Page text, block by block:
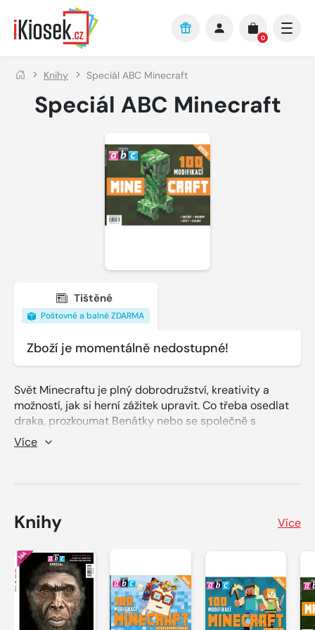
Přejít na hlavní obsah
0
Knihy Speciál ABC Minecraft
Speciál ABC Minecraft
Tištěné
Poštovné a balné ZDARMA
Zboží je momentálně nedostupné!
Svět Minecraftu je plný dobrodružství, kreativity a
možností, jak si herní zážitek upravit. Co třeba osedlat
draka, prozkoumat Benátky nebo se společně s
kamarády vydat na výpravu za prehistorickými ještěry?
Ve speciálu ABC najdete rovnou stovku doplňků, které
potrhlé, jako byl Minecraft film!
Více
Knihy Více